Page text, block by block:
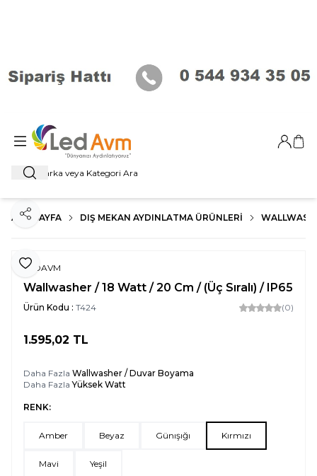
Ara
Giriş
ANA SAYFA DIŞ MEKAN AYDINLATMA ÜRÜNLERI
Favoriye Ekle
Paylaş
LEDAVM
Wallwasher / 18 Watt / 20 Cm / (Üç Sıralı) / IP65
Ürün Kodu : T424 (0)
1.595,02 TL
Daha Fazla Wallwasher / Duvar Boyama
Daha FazlaYüksek Watt
RENK:
Amber Beyaz Günışığı Kırmızı
Mavi Yeşil